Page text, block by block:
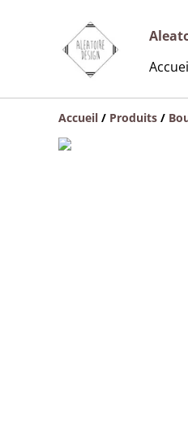
Accueil / Produits /